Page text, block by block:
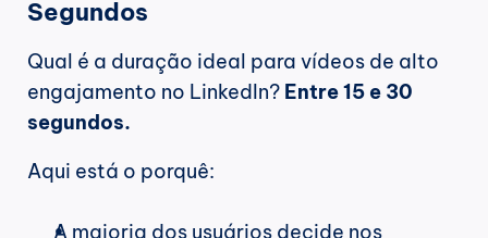
Segundos
Qual é a duração ideal para vídeos de alto
engajamento no LinkedIn? Entre 15 e 30
segundos.
Aqui está o porquê:
A maioria dos usuários decide nos